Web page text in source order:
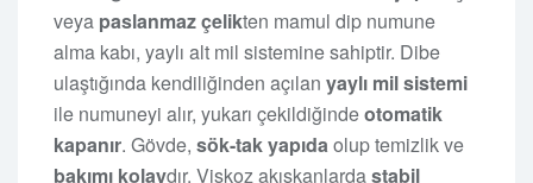
veya paslanmaz çelikten mamul dip numune
alma kabı, yaylı alt mil sistemine sahiptir. Dibe
ulaştığında kendiliğinden açılan yaylı mil sistemi
ile numuneyi alır, yukarı çekildiğindeotomatik
kapanır. Gövde, sök-tak yapıdaolup temizlik ve
bakımı kolaydır. Viskoz akışkanlardastabil